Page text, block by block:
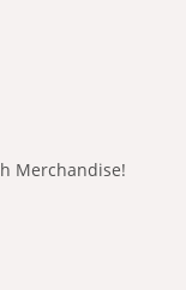
Merchandise!